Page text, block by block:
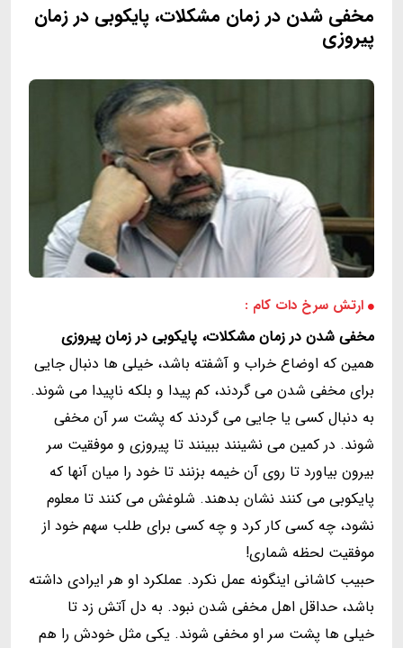
مخفى شدن در زمان مشكلات، پايكوبى در زمان
پيروزى
ارتش سرخ دات کام :
مخفى شدن در زمان مشكلات، پايكوبى در زمان پيروزى
همين كه اوضاع خراب و آشفته باشد، خيلى ها دنبال جايى
براى مخفى شدن مى گردند، كم پيدا و بلكه ناپيدا مى شوند.
به دنبال كسى يا جايى مى گردند كه پشت سر آن مخفى
شوند. در كمين مى نشينند ببينند تا پيروزى و موفقيت سر
بيرون بياورد تا روى آن خيمه بزنند تا خود را ميان آنها كه
پايكوبى مى كنند نشان بدهند. شلوغش مى كنند تا معلوم
نشود، چه كسى كار كرد و چه كسى براى طلب سهم خود از
موفقيت لحظه شمارى!
حبيب كاشانى اينگونه عمل نكرد. عملكرد او هر ايرادى داشته
باشد، حداقل اهل مخفى شدن نبود. به دل آتش زد تا
خيلى ها پشت سر او مخفى شوند. يكى مثل خودش را هم